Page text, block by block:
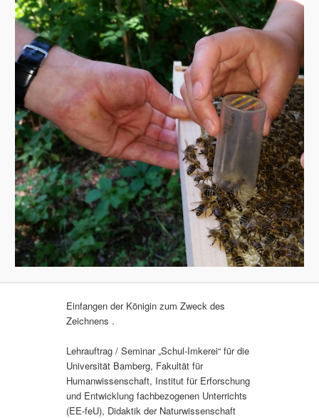
Einfangen der Königin zum Zweck des
Zeichnens .
Lehrauftrag / Seminar „Schul-Imkerei“ für die
Universität Bamberg, Fakultät für
Humanwissenschaft, Institut für Erforschung
und Entwicklung fachbezogenen Unterrichts
(EE-feU), Didaktik der Naturwissenschaft